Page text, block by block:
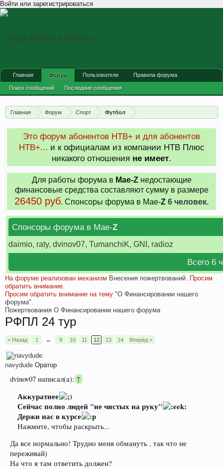
Войти или зарегистрироваться
Главная Форум Спорт Футбол
Это форум абонентов НТВ+ и для абонентов
НТВ+... и к официалам из компании НТВ Плюс
никакого отношения не имеет.
Для работы форума в Мае-Zнедостающие
финансовые средства составляют сумму в размере
26450 руб. Cпонсоры форума в Мае-Z 6 человек.
Спонсоры форума в Мае-Z
daimio, raty, dvinov07, TumanchiK, GNI, radioz
Всего 6
На форуме реализован механизм Внесения пожертвований. Просим
обратить внимание.
Просим обратить внимание на тему "О Финансировании нашего
форума".
Пожертвования О Финансировании нашего форума
РФПЛ 24 тур
< Назад 1 ← 9 10 11 12 13 14 Вперёд >
navydude Оратор
dvinov07 написал(а):↑
Аккуратнее
Сейчас полно людей "не чистых на руку"
Держи нас в курсе
Нажмите, чтобы раскрыть...
Да все нормально! Трудно меня обмануть , так что не
переживай)
На что я там ответить должен?
Главная Форум
Поиск сообщений Последние сообщения
Пользователи Правила форума